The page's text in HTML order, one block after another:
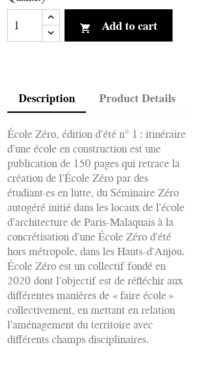
 Add to cart
Description Product Details
École Zéro, édition d’été n° 1 : itinéraire
d’une école en construction est une
publication de 150 pages qui retrace la
création de l’École Zéro par des
étudiant·es en lutte, du Séminaire Zéro
autogéré initié dans les locaux de l’école
d’architecture de Paris-Malaquais à la
concrétisation d’une École Zéro d’été
hors métropole, dans les Hauts-d’Anjou.
École Zéro est un collectif fondé en
2020 dont l’objectif est de réfléchir aux
différentes manières de « faire école »
collectivement, en mettant en relation
l’aménagement du territoire avec
différents champs disciplinaires.